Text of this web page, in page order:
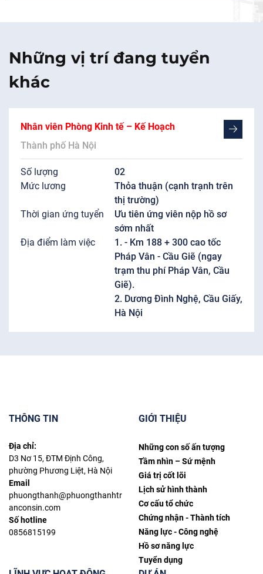
Những vị trí đang tuyển
khác
Nhân viên Phòng Kinh tế – Kế Hoạch
Thành phố Hà Nội
Số lượng
02
Mức lương
Thỏa thuận (cạnh trạnh trên
thị trường)
Thời gian ứng tuyển
Ưu tiên ứng viên nộp hồ sơ
sớm nhất
Địa điểm làm việc
1. - Km 188 + 300 cao tốc
Pháp Vân - Cầu Giẽ (ngay
trạm thu phí Pháp Vân, Cầu
Giẽ).
2. Dương Đình Nghệ, Cầu Giấy,
Hà Nội
THÔNG TIN
Địa chỉ:
D3 Nơ 15, ĐTM Định Công,
phường Phương Liệt, Hà Nội
Email
phuongthanh@phuongthanhtr
anconsin.com
Số hotline
0856815199
GIỚI THIỆU
Những con số ấn tượng
Tầm nhìn – Sứ mệnh
Giá trị cốt lõi
Lịch sử hình thành
Cơ cấu tổ chức
Chứng nhận - Thành tích
Năng lực - Công nghệ
Hồ sơ năng lực
Tuyển dụng